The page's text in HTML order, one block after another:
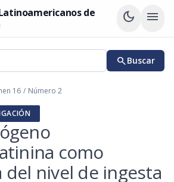
de
dark_mode menu
searchBuscar
16 / Número 2
como
del nivel de ingesta